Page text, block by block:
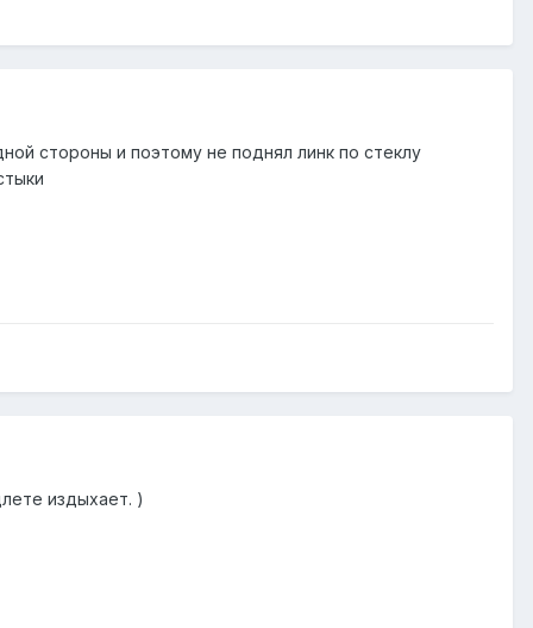
стороны и поэтому не поднял линк по стеклу
издыхает. )